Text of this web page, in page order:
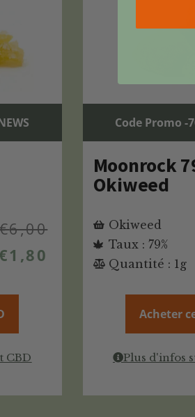
6,00
€1,80
CBD
Code Promo -
Moonrock
Okiweed
Okiweed
Taux : 79%
Quantité : 1g
Acheter
Plus d'infos